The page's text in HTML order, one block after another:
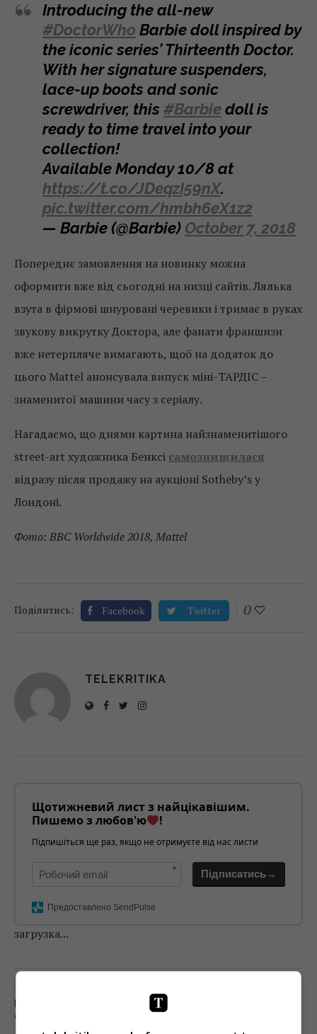
Introducing the all-new
#DoctorWho Barbie doll inspired by
the iconic series’ Thirteenth Doctor.
With her signature suspenders,
lace-up boots and sonic
screwdriver, this #Barbiedoll is
ready to time travel into your
collection!
Available Monday 10/8 at
https://t.co/JDeqzI59nX.
pic.twitter.com/hmbh6eX1z2
— Barbie (@Barbie) October 7, 2018
Попереднє замовлення на новинку можна
оформити вже від сьогодні на низці сайтів. Лялька
взута в фірмові шнуровані черевики і тримає в руках
звукову викрутку Доктора, але фанати франшизи
вже нетерпляче вимагають, щоб на додаток до
цього Mattel анонсувала випуск міні-ТАРДІС –
знаменитої машини часу з серіалу.
Нагадаємо, що днями картина найзнаменитішого
street-art художника Бенксі самознищилася
відразу після продажу на аукціоні Sotheby’s у
Лондоні.
Фото: BBC Worldwide 2018, Mattel
Поділитись: Facebook Twitter 0
TELEKRITIKA
Щотижневий лист з найцікавішим.
Пишемо з любов'ю
!
Підпишіться ще раз, якщо не отримуєте від нас листи
* Підписатись→
Предоставлено SendPulse
загрузка...
Попередня стаття
НА ЧОМУ ЗАРОБЛЯЄ ДУРНЄВ, КРІМ ПРЯМИХ
СПОНСОРІВ ЙОГО НОВИХ ШОУ